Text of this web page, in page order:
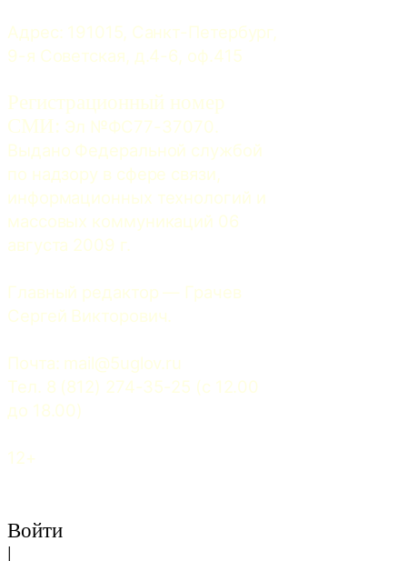
Адрес: 191015, Санкт-Петербург,
9-я Советская, д.4-6, оф.415
Регистрационный номер
СМИ: Эл №ФС77-37070.
Выдано Федеральной службой
по надзору в сфере связи,
информационных технологий и
массовых коммуникаций 06
августа 2009 г.
Главный редактор — Грачев
Сергей Викторович.
Почта: mail@5uglov.ru
Тел. 8 (812) 274-35-25 (c 12.00
до 18.00)
12+
Войти